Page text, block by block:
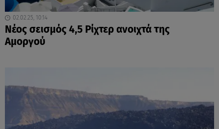
02.02.25, 10:14
Νέος σεισμός 4,5 Ρίχτερ ανοιχτά της
Αμοργού